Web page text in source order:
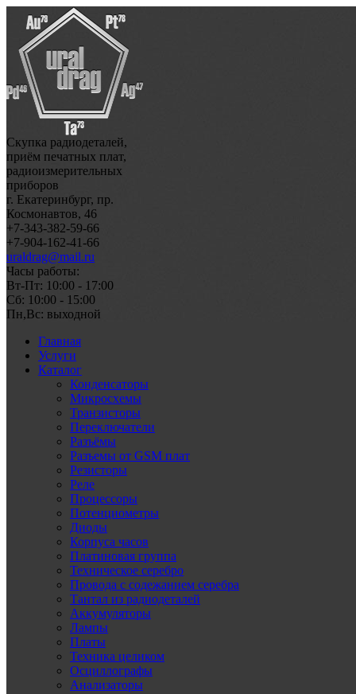
Скупка радиодеталей,
приём печатных плат,
радиоизмерительных
приборов
г. Екатеринбург, пр.
Космонавтов, 46
+7-343-382-59-66
+7-904-162-41-66
uraldrag@mail.ru
Часы работы:
Вт-Пт: 10:00 - 17:00
Сб: 10:00 - 15:00
Пн,Вс: выходной
Главная
Услуги
Каталог
Конденсаторы
Микросхемы
Транзисторы
Переключатели
Разъёмы
Разъемы от GSM плат
Резисторы
Реле
Процессоры
Потенциометры
Диоды
Корпуса часов
Платиновая группа
Техническое серебро
Провода с содежанием серебра
Тантал из радиодеталей
Аккумуляторы
Лампы
Платы
Техника целиком
Осциллографы
Анализаторы